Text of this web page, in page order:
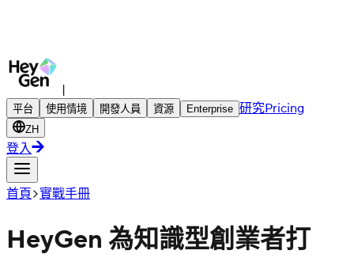
|
平台 使用情境 開發人員 資源 Enterprise 研究Pricing
ZH
登入
首頁 實戰手冊
HeyGen 為知識型創業者打